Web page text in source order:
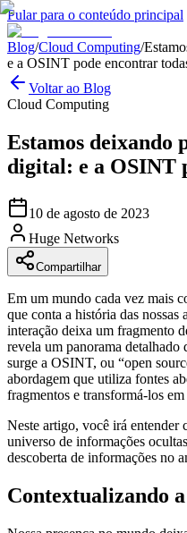
Pular para o conteúdo principal
Blog/Cloud Computing/
e a OSINT pode encontrar
Voltar ao Blog
Cloud Computing
Estamos deixando
digital: e a OSINT
10 de agosto de 2023
Huge Networks
Compartilhar
Em um mundo cada vez mais
que conta a história das
interação deixa um fragmento
revela um panorama detalhado
surge a OSINT, ou “open
abordagem que utiliza fontes
fragmentos e transformá-los
Neste artigo, você irá
universo de informações
descoberta de informações no
Contextualizando